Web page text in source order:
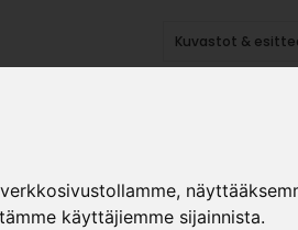
käyttäjiemme sijainnista.
Kuvastot &